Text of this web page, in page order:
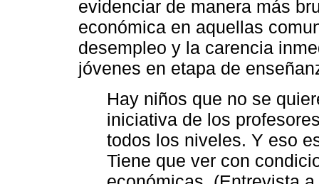
evidenciar de manera más
económica en aquellas
desempleo y la carencia
jóvenes en etapa de
Hay niños que no se
iniciativa de los
todos los niveles. Y eso
Tiene que ver con